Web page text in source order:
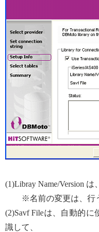
(1)Libray Name/Version
※名前の変更は、行う
(2)Savf Fileは、自動的
識して、